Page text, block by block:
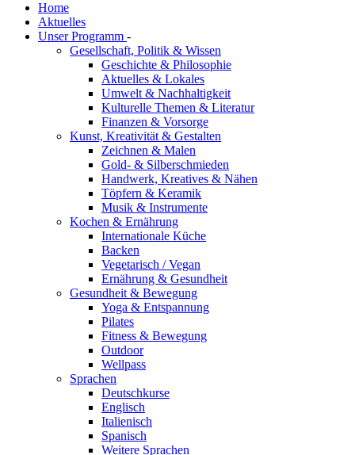
Home
Aktuelles
Unser Programm -
Gesellschaft, Politik & Wissen
Geschichte & Philosophie
Aktuelles & Lokales
Umwelt & Nachhaltigkeit
Kulturelle Themen & Literatur
Finanzen & Vorsorge
Kunst, Kreativität & Gestalten
Zeichnen & Malen
Gold- & Silberschmieden
Handwerk, Kreatives & Nähen
Töpfern & Keramik
Musik & Instrumente
Kochen & Ernährung
Internationale Küche
Backen
Vegetarisch / Vegan
Ernährung & Gesundheit
Gesundheit & Bewegung
Yoga & Entspannung
Pilates
Fitness & Bewegung
Outdoor
Wellpass
Sprachen
Deutschkurse
Englisch
Italienisch
Spanisch
Weitere Sprachen